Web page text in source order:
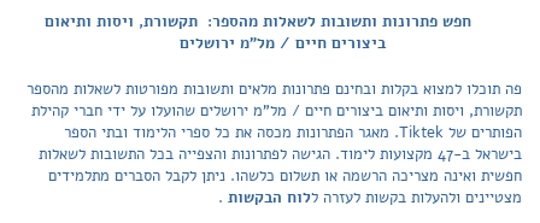
חפש פתרונות ותשובות לשאלות מהספר: תקשורת, ויסות ותיאום
ביצורים חיים / מל"מ ירושלים
פה תוכלו למצוא בקלות ובחינם פתרונות מלאים ותשובות מפורטות לשאלות מהספר
תקשורת, ויסות ותיאום ביצורים חיים / מל"מ ירושלים שהועלו על ידי חברי קהילת
הפותרים של Tiktek. מאגר הפתרונות מכסה את כל ספרי הלימוד ובתי הספר
בישראל ב-47 מקצועות לימוד. הגישה לפתרונות והצפייה בכל התשובות לשאלות
חפשית ואינה מצריכה הרשמה או תשלום כלשהו. ניתן לקבל הסברים מתלמידים
מצטיינים ולהעלות בקשות לעזרה ללוח הבקשות .